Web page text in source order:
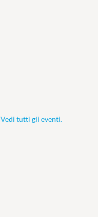
Vedi tutti gli eventi.